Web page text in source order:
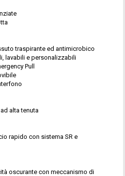
traspirante ed antimicrobico
lavabili e personalizzabili
Pull
alta tenuta
rapido con sistema SR e
oscurante con meccanismo di